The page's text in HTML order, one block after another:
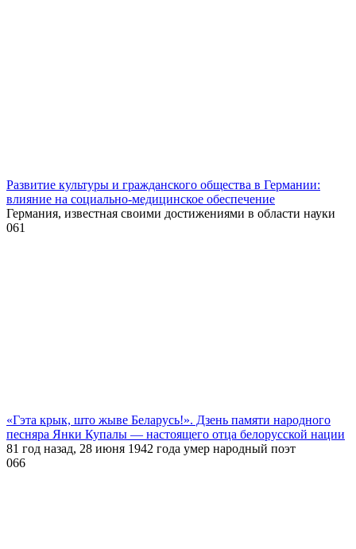
Развитие культуры и гражданского общества в Германии:
влияние на социально-медицинское обеспечение
Германия, известная своими достижениями в области науки
061
«Гэта крык, што жыве Беларусь!». Дзень памяти народного
песняра Янки Купалы — настоящего отца белорусской нации
81 год назад, 28 июня 1942 года умер народный поэт
066